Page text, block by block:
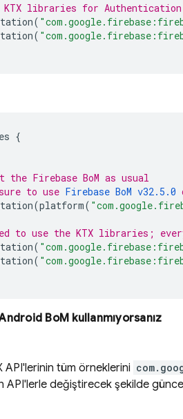
KTX libraries for Authentication
(
(
{
the Firebase BoM as usual
to use Firebase BoM v32.5.0
(platform(
to use the KTX libraries;
(
(
BoM kullanmıyorsanız
API'lerinin tüm örneklerini
API'lerle değiştirecek şekilde